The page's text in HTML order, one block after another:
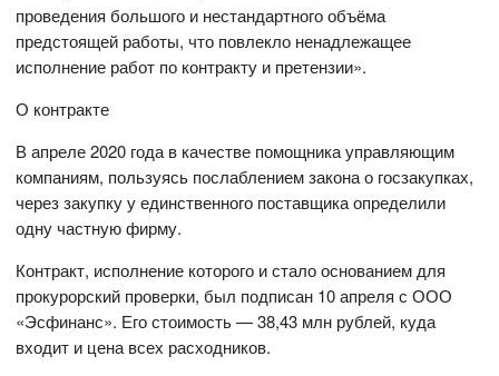
проведения большого и нестандартного объёма
предстоящей работы, что повлекло ненадлежащее
исполнение работ по контракту и претензии».
О контракте
В апреле 2020 года в качестве помощника управляющим
компаниям, пользуясь послаблением закона о госзакупках,
через закупку у единственного поставщика определили
одну частную фирму.
Контракт, исполнение которого и стало основанием для
прокурорский проверки, был подписан 10 апреля с ООО
«Эсфинанс». Его стоимость — 38,43 млн рублей, куда
входит и цена всех расходников.